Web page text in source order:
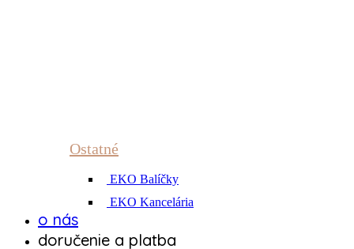
Ostatné
EKO Balíčky
EKO Kancelária
o nás
doručenie a platba